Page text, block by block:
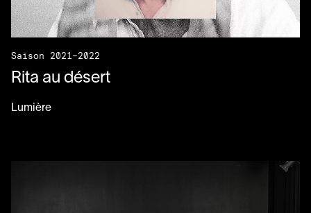
Saison 2021–2022
Rita au désert
Lumière